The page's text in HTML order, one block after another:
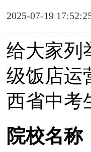
2025-07-19
给大家列
级饭店运
西省中考
院校名称